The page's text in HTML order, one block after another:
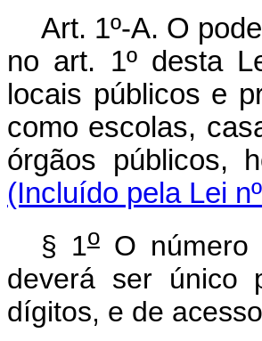
Art. 1º-A. O
no art. 1º desta
locais públicos e
como escolas,
órgãos públicos,
(Incluído pela Lei
§ 1oO número
deverá ser único
dígitos, e de